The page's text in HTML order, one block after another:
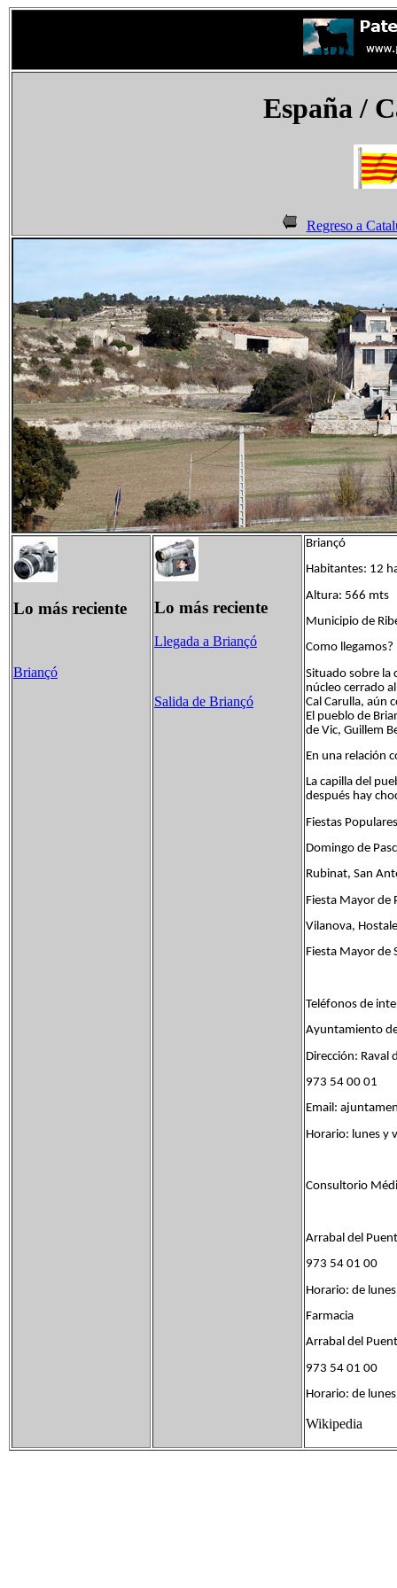
España/
Regreso a
Lo más reciente
Briançó
Lo más reciente
Llegada a Briançó
Salida de Briançó
Briançó
Habitantes: 12
Altura: 566 mts
Municipio de
Como
Situado sobre la
núcleo cerrado
Cal Carulla, aún
El pueblo de
de Vic, Guillem
En una relación
La capilla del
después hay
Fiestas
Domingo de
Rubinat, San
Fiesta Mayor de
Vilanova,
Fiesta Mayor de
Teléfonos de
Ayuntamiento
Dirección: Raval
973 54 00 01
Email:
Horario: lunes y
Consultorio
Arrabal del
973 54 01 00
Horario: de
Farmacia
Arrabal del
973 54 01 00
Horario: de
Wikipedia